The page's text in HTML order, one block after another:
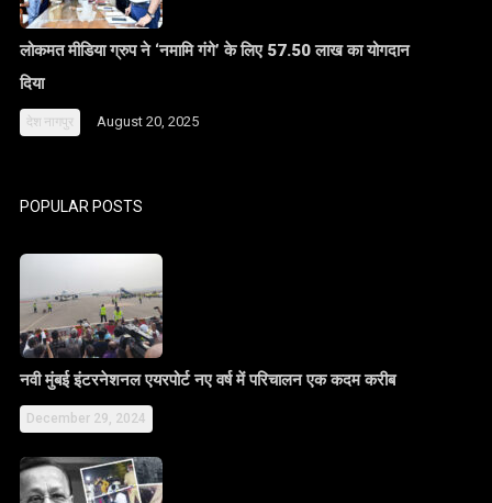
लोकमत मीडिया ग्रुप ने ‘नमामि गंगे’ के लिए 57.50 लाख का योगदान
दिया
देश नागपुर August 20, 2025
POPULAR POSTS
नवी मुंबई इंटरनेशनल एयरपोर्ट नए वर्ष में परिचालन एक कदम करीब
December 29, 2024